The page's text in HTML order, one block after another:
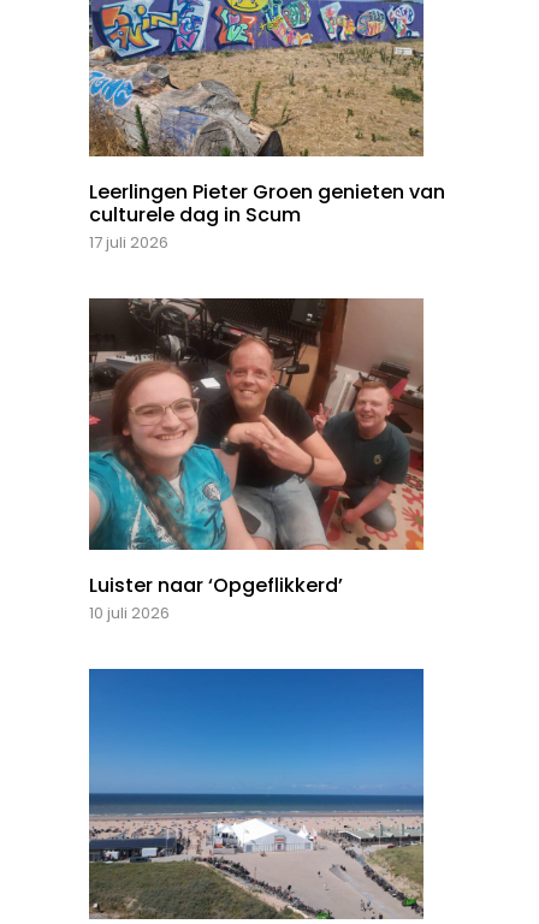
Leerlingen Pieter Groen genieten van
culturele dag in Scum
17 juli 2026
Luister naar ‘Opgeflikkerd’
10 juli 2026